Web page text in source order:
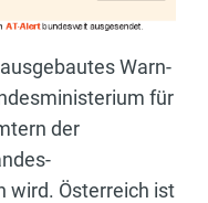
Warn-
für
der
wird. Österreich ist